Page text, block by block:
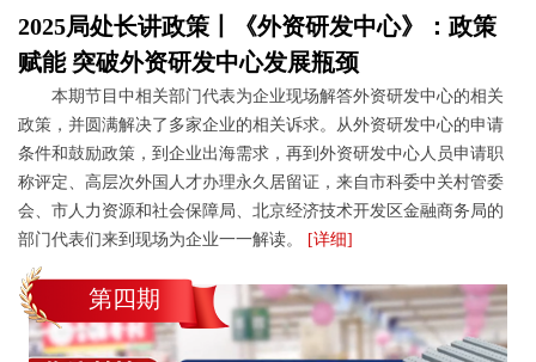
2025局处长讲政策丨《外资研发中心》：政策
赋能 突破外资研发中心发展瓶颈
本期节目中相关部门代表为企业现场解答外资研发中心的相关
政策，并圆满解决了多家企业的相关诉求。从外资研发中心的申请
条件和鼓励政策，到企业出海需求，再到外资研发中心人员申请职
称评定、高层次外国人才办理永久居留证，来自市科委中关村管委
会、市人力资源和社会保障局、北京经济技术开发区金融商务局的
部门代表们来到现场为企业一一解读。 [详细]
第四期